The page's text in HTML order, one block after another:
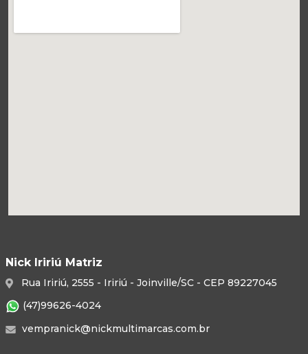
Nick Iririú Matriz
Rua Iririú, 2555 - Iririú - Joinville/SC - CEP 89227045
(47)99626-4024
vempranick@nickmultimarcas.com.br